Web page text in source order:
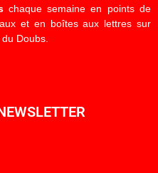
chaque semaine en points de
et en boîtes aux lettres sur
Doubs.